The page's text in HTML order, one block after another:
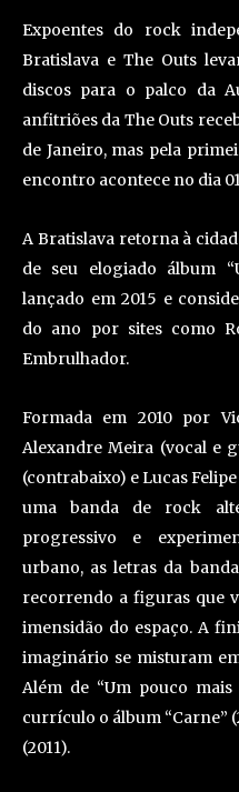
Expoentes do rock
Bratislava e The Outs
discos para o palco da
anfitriões da The Outs
de Janeiro, mas pela
encontro acontece no dia
A Bratislava retorna à
de seu elogiado álbum
lançado em 2015 e
do ano por sites como
Embrulhador.
Formada em 2010 por
Alexandre Meira (vocal e
(contrabaixo) e Lucas
uma banda de rock
progressivo e
urbano, as letras da
recorrendo a figuras que
imensidão do espaço. A
imaginário se misturam
Além de “Um pouco
currículo o álbum “Carne”
(2011).